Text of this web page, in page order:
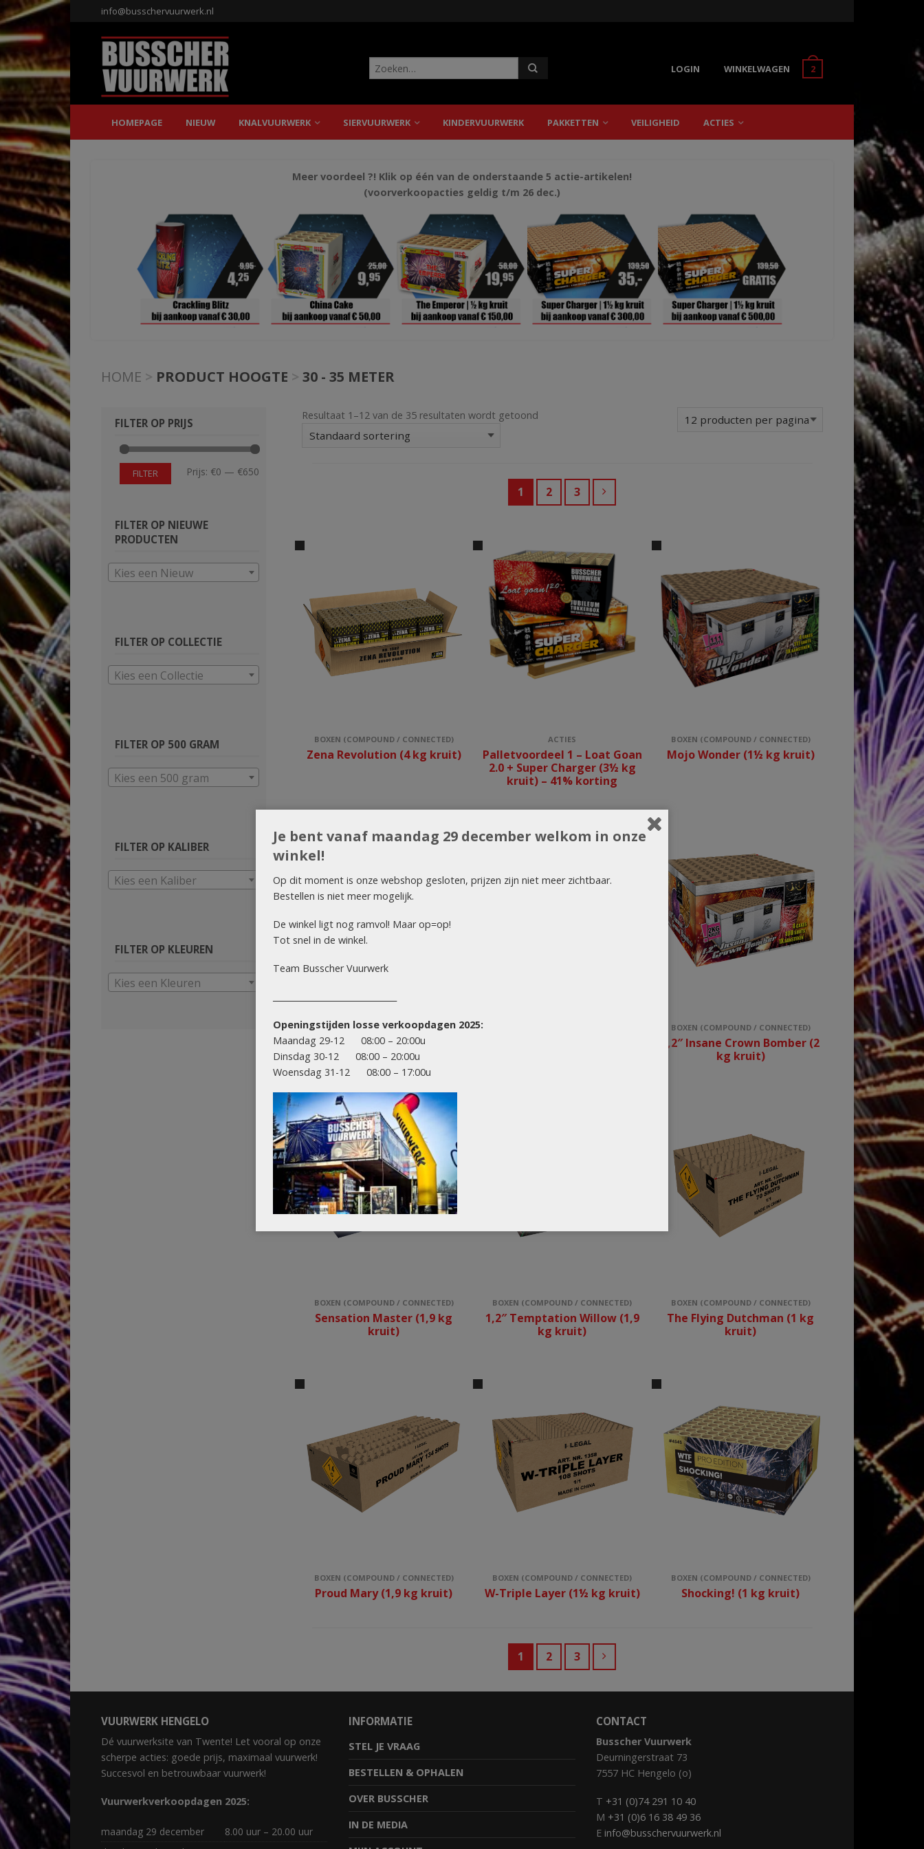
info@busschervuurwerk.nl
LOGIN WINKELWAGEN 2
HOMEPAGE NIEUW KNALVUURWERK SIERVUURWERK KINDERVUURWERK PAKKETTEN VEILIGHEID ACTIES
Meer voordeel ?! Klik op één van de onderstaande 5 actie-artikelen!
(voorverkoopacties geldig t/m 26 dec.)
HOME > PRODUCT HOOGTE > 30 - 35 METER
Resultaat 1–12 van de 35 resultaten wordt getoond
1 2 3
BOXEN (COMPOUND / CONNECTED)
Zena Revolution (4 kg kruit)
ACTIES
Palletvoordeel 1 – Loat Goan
2.0 + Super Charger (3½ kg
kruit) – 41% korting
BOXEN (COMPOUND / CONNECTED)
Mojo Wonder (1½ kg kruit)
BOXEN (COMPOUND / CONNECTED)
Armageddon (3,6 kg kruit)
BOXEN (COMPOUND / CONNECTED)
1,2″ Insane Crown Bomber (2
kg kruit)
BOXEN (COMPOUND / CONNECTED)
Sensation Master (1,9 kg
kruit)
BOXEN (COMPOUND / CONNECTED)
1,2″ Temptation Willow (1,9
kg kruit)
BOXEN (COMPOUND / CONNECTED)
The Flying Dutchman (1 kg
kruit)
BOXEN (COMPOUND / CONNECTED)
Proud Mary (1,9 kg kruit)
BOXEN (COMPOUND / CONNECTED)
W-Triple Layer (1½ kg kruit)
BOXEN (COMPOUND / CONNECTED)
Shocking! (1 kg kruit)
1 2 3
FILTER OP PRIJS
Min.
prijs
Max.
prijsFILTER Prijs: €0 — €650
FILTER OP NIEUWE
PRODUCTEN
Kies een Nieuw
FILTER OP COLLECTIE
Kies een Collectie
FILTER OP 500 GRAM
Kies een 500 gram
FILTER OP KALIBER
Kies een Kaliber
FILTER OP KLEUREN
Kies een Kleuren
VUURWERK HENGELO
Dé vuurwerksite van Twente! Let vooral op onze
scherpe acties: goede prijs, maximaal vuurwerk!
Succesvol en betrouwbaar vuurwerk!
Vuurwerkverkoopdagen 2025:
maandag 29 december
8.00 uur – 20.00 uur
INFORMATIE
STEL JE VRAAG
BESTELLEN & OPHALEN
OVER BUSSCHER
IN DE MEDIA
CONTACT
Busscher Vuurwerk
Deurningerstraat 73
7557 HC Hengelo (o)
T +31 (0)74 291 10 40
M +31 (0)6 16 38 49 36
E info@busschervuurwerk.nl
Je bent vanaf maandag 29 december welkom in onze
winkel!
Op dit moment is onze webshop gesloten, prijzen zijn niet meer zichtbaar.
Bestellen is niet meer mogelijk.
De winkel ligt nog ramvol! Maar op=op!
Tot snel in de winkel.
Team Busscher Vuurwerk
Openingstijden losse verkoopdagen 2025:
Maandag 29-12 08:00 – 20:00u
Dinsdag 30-12 08:00 – 20:00u
Woensdag 31-12 08:00 – 17:00u